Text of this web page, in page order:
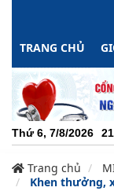
TRANG CHỦ
Thứ 6, 7/8/2026 21
Trang chủ
Khen thưởng,